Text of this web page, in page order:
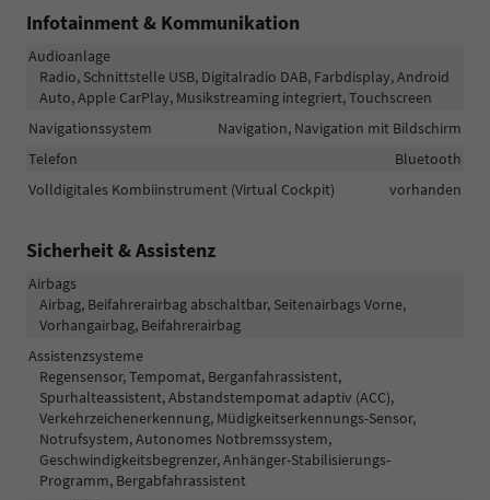
Infotainment & Kommunikation
Audioanlage
Radio, Schnittstelle USB, Digitalradio DAB, Farbdisplay, Android
Auto, Apple CarPlay, Musikstreaming integriert, Touchscreen
Navigationssystem
Navigation, Navigation mit Bildschirm
Telefon
Bluetooth
Volldigitales Kombiinstrument (Virtual Cockpit)
vorhanden
Sicherheit & Assistenz
Airbags
Airbag, Beifahrerairbag abschaltbar, Seitenairbags Vorne,
Vorhangairbag, Beifahrerairbag
Assistenzsysteme
Regensensor, Tempomat, Berganfahrassistent,
Spurhalteassistent, Abstandstempomat adaptiv (ACC),
Verkehrzeichenerkennung, Müdigkeitserkennungs-Sensor,
Notrufsystem, Autonomes Notbremssystem,
Geschwindigkeitsbegrenzer, Anhänger-Stabilisierungs-
Programm, Bergabfahrassistent